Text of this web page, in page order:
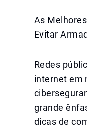
As
Evitar
Redes
internet em
grande
dicas de